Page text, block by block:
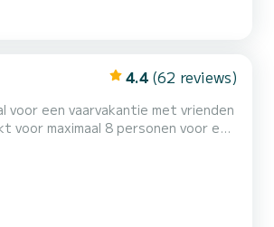
4.4 (62 reviews)
een vaarvakantie met vrienden